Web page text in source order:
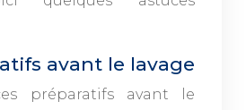
avant le lavage
préparatifs avant le